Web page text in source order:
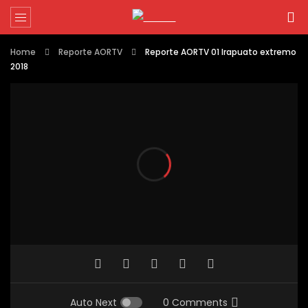
Home Reporte AORTV
Reporte AORTV 01 Irapuato extremo
2018
Auto Next 0 Comments